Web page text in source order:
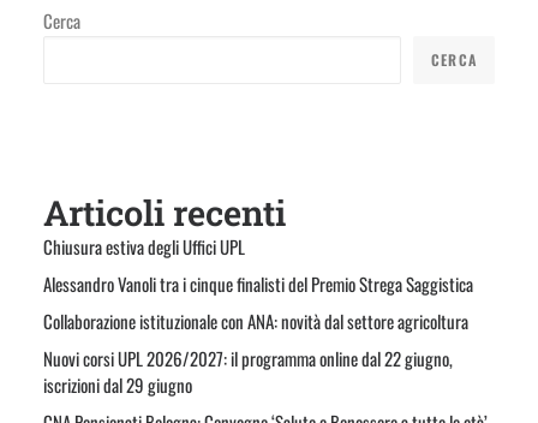
Cerca
CERCA
Articoli recenti
Chiusura estiva degli Uffici UPL
Alessandro Vanoli tra i cinque finalisti del Premio Strega Saggistica
Collaborazione istituzionale con ANA: novità dal settore agricoltura
Nuovi corsi UPL 2026/2027: il programma online dal 22 giugno,
iscrizioni dal 29 giugno